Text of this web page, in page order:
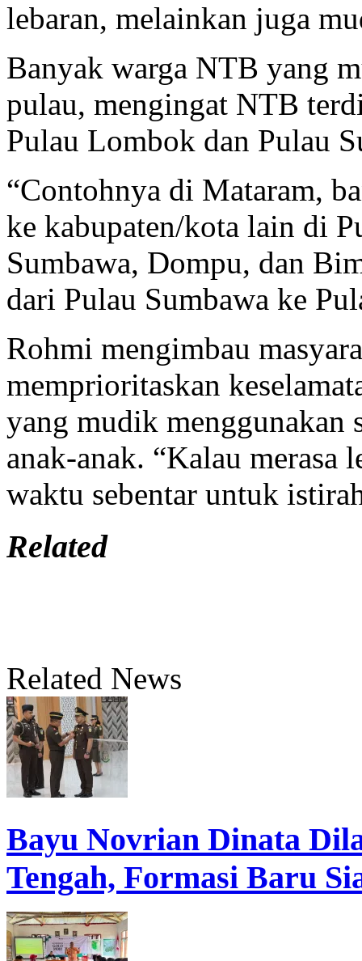
lebaran, melainkan juga
Banyak warga NTB yang
pulau, mengingat NTB
Pulau Lombok dan Pulau
“Contohnya di Mataram,
ke kabupaten/kota lain di
Sumbawa, Dompu, dan
dari Pulau Sumbawa ke
Rohmi mengimbau
memprioritaskan
yang mudik menggunakan
anak-anak. “Kalau merasa
waktu sebentar untuk
Related
Related News
Bayu Novrian Dinata
Tengah, Formasi Baru